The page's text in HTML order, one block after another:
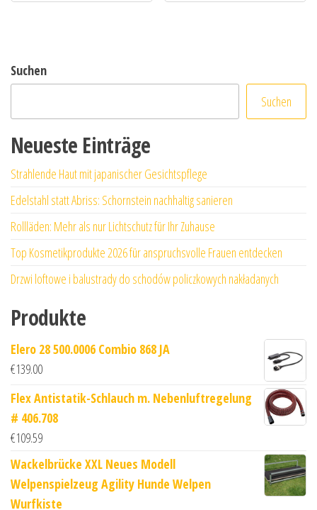
Suchen
Suchen
Neueste Einträge
Strahlende Haut mit japanischer Gesichtspflege
Edelstahl statt Abriss: Schornstein nachhaltig sanieren
Rollläden: Mehr als nur Lichtschutz für Ihr Zuhause
Top Kosmetikprodukte 2026 für anspruchsvolle Frauen entdecken
Drzwi loftowe i balustrady do schodów policzkowych nakładanych
Produkte
Elero 28 500.0006 Combio 868 JA
€139.00
Flex Antistatik-Schlauch m. Nebenluftregelung
# 406.708
€109.59
Wackelbrücke XXL Neues Modell
Welpenspielzeug Agility Hunde Welpen
Wurfkiste